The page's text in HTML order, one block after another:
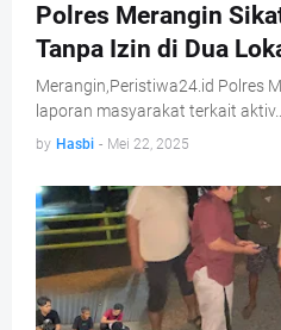
Polres Merangin
Tanpa Izin di Dua
Merangin,Peristiwa24.id Polres
laporan masyarakat terkait aktiv…
by Hasbi - Mei 22, 2025